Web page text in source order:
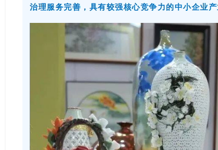
治理服务完善，具有较强核心竞争力的中小企业